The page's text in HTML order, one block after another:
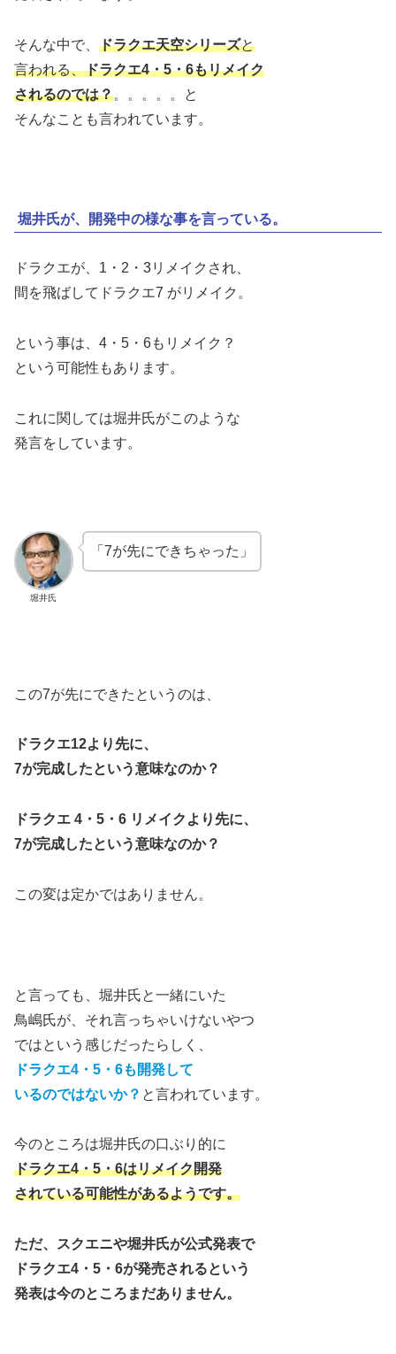
そんな中で、 ドラクエ天空シリーズと
言われる、ドラクエ4・5・6もリメイク
されるのでは？。。。。。と
そんなことも言われています。
堀井氏が、開発中の様な事を言っている。
ドラクエが、1・2・3リメイクされ、
間を飛ばしてドラクエ7 がリメイク。
という事は、4・5・6もリメイク？
という可能性もあります。
これに関しては堀井氏がこのような
発言をしています。
堀井氏
「7が先にできちゃった」
この7が先にできたというのは、
ドラクエ12より先に、
7が完成したという意味なのか？
ドラクエ 4・5・6 リメイクより先に、
7が完成したという意味なのか？
この変は定かではありません。
と言っても、堀井氏と一緒にいた
鳥嶋氏が、それ言っちゃいけないやつ
ではという感じだったらしく、
ドラクエ4・5・6も開発して
いるのではないか？ と言われています。
今のところは堀井氏の口ぶり的に
ドラクエ4・5・6はリメイク開発
されている可能性があるようです。
ただ、スクエニや堀井氏が公式発表で
ドラクエ4・5・6が発売されるという
発表は今のところまだありません。